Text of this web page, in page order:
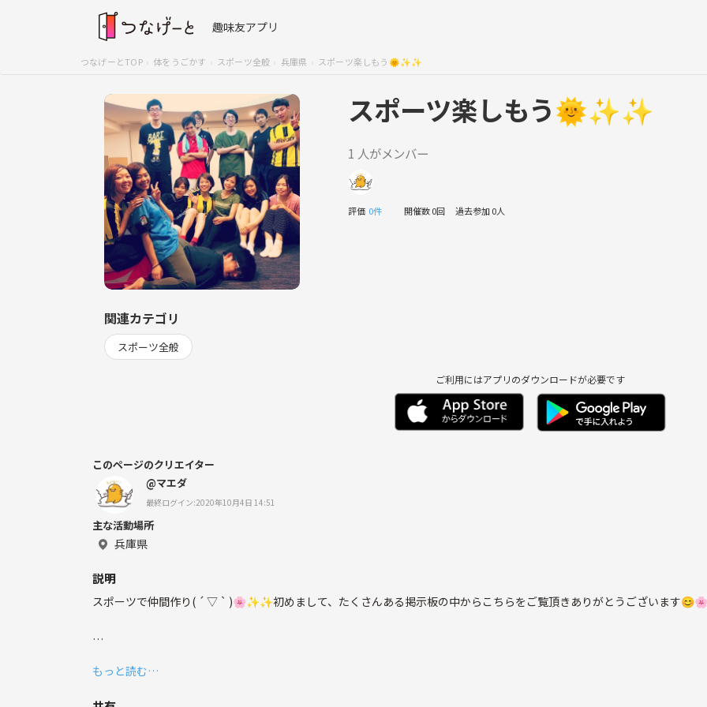
趣味友アプリ
つなげーとTOP 体をうごかす スポーツ全般 兵庫県 スポーツ楽しもう🌞✨✨
スポーツ楽しもう🌞✨✨
1 人がメンバー
評価 0件 開催数 0回 過去参加 0人
関連カテゴリ
スポーツ全般
ご利用にはアプリのダウンロードが必要です
このページのクリエイター
@マエダ
最終ログイン:2020年10月4日 14:51
主な活動場所
兵庫県
説明
スポーツで仲間作り( ´ ▽ ` )🌸✨✨初めまして、たくさんある掲示板の中からこちらをご覧頂きありがとうございます😊🌸
一緒に思いっきり汗を流しませんか？？😆✨✨
もっと読む…